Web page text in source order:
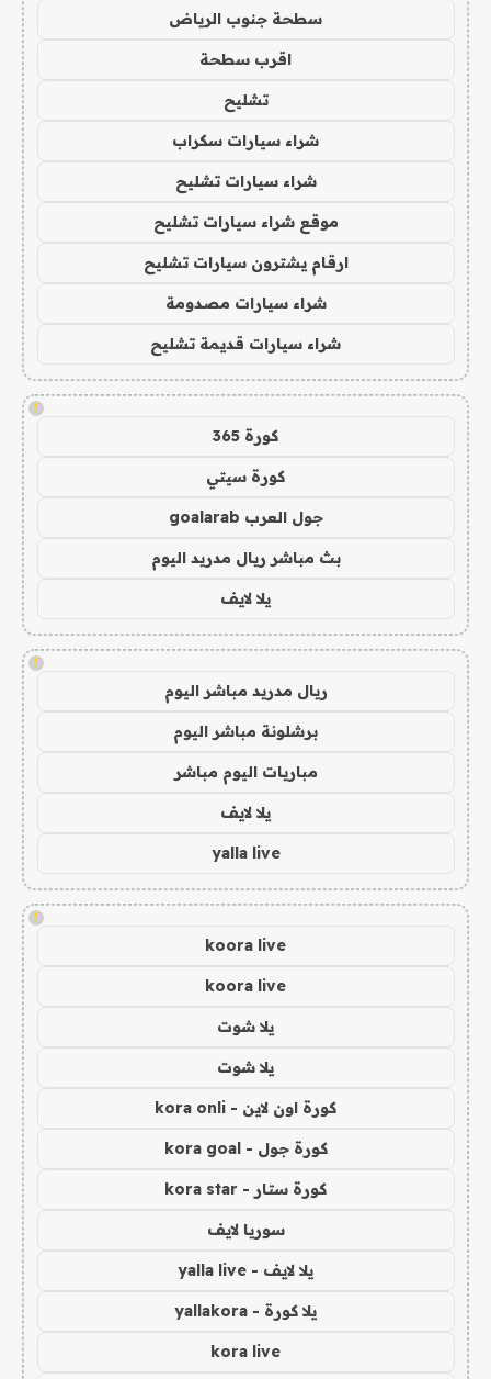
سطحة جنوب الرياض
اقرب سطحة
تشليح
شراء سيارات سكراب
شراء سيارات تشليح
موقع شراء سيارات تشليح
ارقام يشترون سيارات تشليح
شراء سيارات مصدومة
شراء سيارات قديمة تشليح
!
كورة 365
كورة سيتي
جول العرب goalarab
بث مباشر ريال مدريد اليوم
يلا لايف
!
ريال مدريد مباشر اليوم
برشلونة مباشر اليوم
مباريات اليوم مباشر
يلا لايف
yalla live
!
koora live
koora live
يلا شوت
يلا شوت
كورة اون لاين - kora onli
كورة جول - kora goal
كورة ستار - kora star
سوريا لايف
يلا لايف - yalla live
يلا كورة - yallakora
kora live